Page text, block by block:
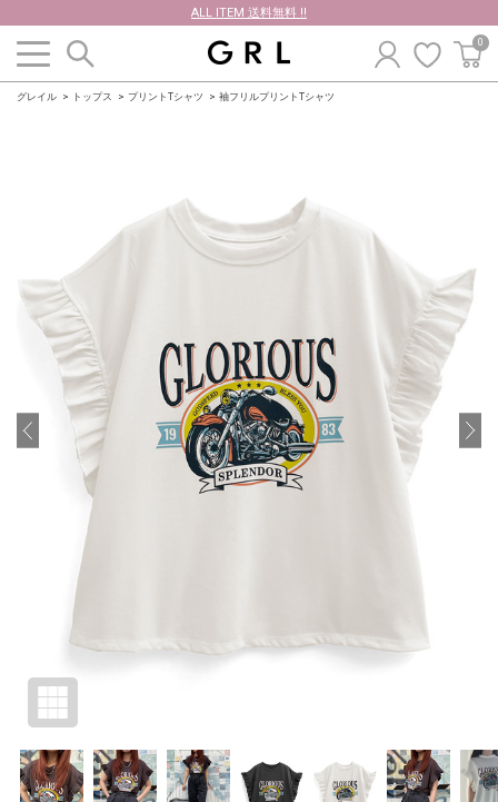
ALL ITEM 送料無料 !!
0
グレイル トップス プリントTシャツ 袖フリルプリントTシャツ